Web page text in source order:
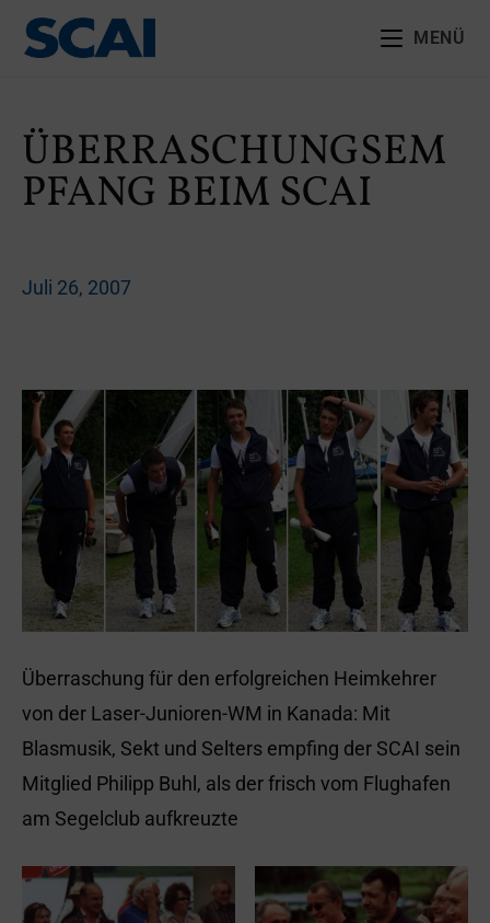
MENÜ
ÜBERRASCHUNGSEM
PFANG BEIM SCAI
Juli 26, 2007
Überraschung für den erfolgreichen Heimkehrer
von der Laser-Junioren-WM in Kanada: Mit
Blasmusik, Sekt und Selters empfing der SCAI sein
Mitglied Philipp Buhl, als der frisch vom Flughafen
am Segelclub aufkreuzte